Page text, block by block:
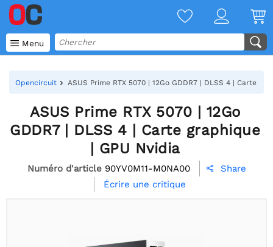
 Menu
Opencircuit ASUS Prime RTX 5070 | 12Go GDDR7 | DLSS 4 | Carte
ASUS Prime RTX 5070 | 12Go
GDDR7 | DLSS 4 | Carte graphique
| GPU Nvidia
Numéro d'article 90YV0M11-M0NA00 
Share
Écrire une critique